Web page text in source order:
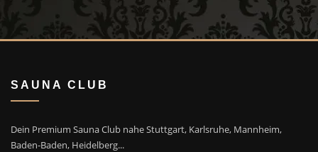
SAUNA CLUB
Dein Premium Sauna Club nahe Stuttgart, Karlsruhe, Mannheim,
Baden-Baden, Heidelberg...